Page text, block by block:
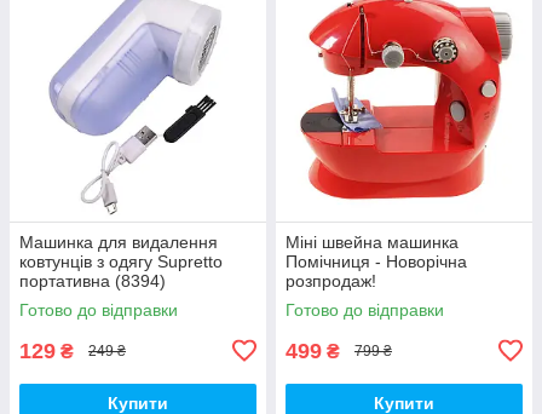
Машинка для видалення
ковтунців з одягу Supretto
портативна (8394)
Готово до відправки
129 ₴ 249 ₴
Купити
Міні швейна машинка
Помічниця - Новорічна
розпродаж!
Готово до відправки
499 ₴ 799 ₴
Купити